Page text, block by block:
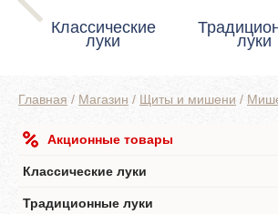
Классические
луки луки
Главная / Магазин / Щиты и мишени /
Акционные товары
Классические луки
Традиционные луки